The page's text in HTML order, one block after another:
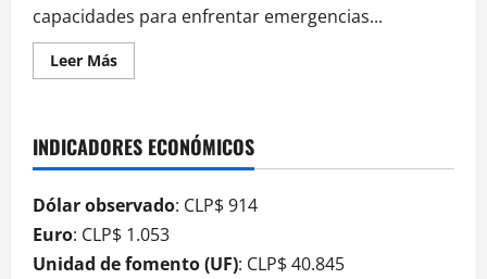
capacidades para enfrentar emergencias...
Leer Más
INDICADORES ECONÓMICOS
Dólar observado: CLP$ 914
Euro: CLP$ 1.053
Unidad de fomento (UF): CLP$ 40.845